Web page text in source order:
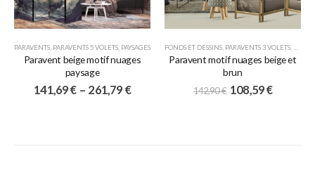
PARAVENTS PARAVENTS 5 VOLETS PAYSAGES
Paravent beige motif nuages
paysage
141,69€ – 261,79 €
FONDS ET DESSINS PARAVENTS 3 VOLETS
Paravent motif nuages beige et
brun
142,90€ 108,59€